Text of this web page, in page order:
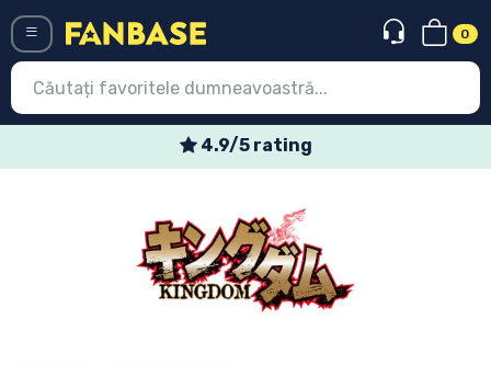
0
4.9/5 rating